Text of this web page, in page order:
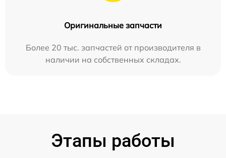
Оригинальные запчасти
Более 20 тыс. запчастей от производителя в
наличии на собственных складах.
Этапы работы